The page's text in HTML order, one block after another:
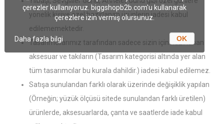
yönelik kişiye özel hazırlanan ürünlerin iadesi kabul
edilememektedir.
Tasarımcılarımız tarafından sadece sizin için hazırlanan
aksesuar ve takıların (Tasarım kategorisi altında yer alan
tüm tasarımcılar bu kurala dahildir.) iadesi kabul edilemez.
Satışa sunulandan farklı olarak üzerinde değişiklik yapılan
(Örneğin; yüzük ölçüsü sitede sunulandan farklı üretilen)
ürünlerde, aksesuarlarda, çanta ve saatlerde iade kabul
çerezler kullanıyoruz. biggshopb2b.com'u kullanarak
çerezlere izin vermiş olursunuz.
OK
Daha fazla bilgi